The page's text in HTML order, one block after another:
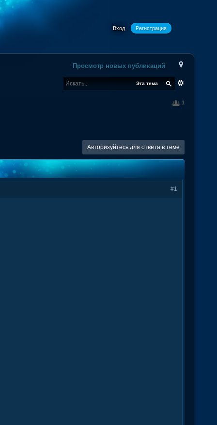
Вход Регистрация
Просмотр новых публикаций
Эта тема
1
Авторизуйтесь для ответа в теме
#1